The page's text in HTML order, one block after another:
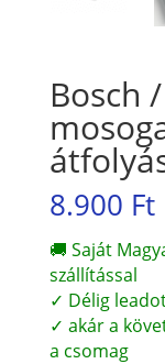
Bosch
8.900 Ft
🚚 Saját
szállítással
✓ Délig
✓ akár a
a csomag